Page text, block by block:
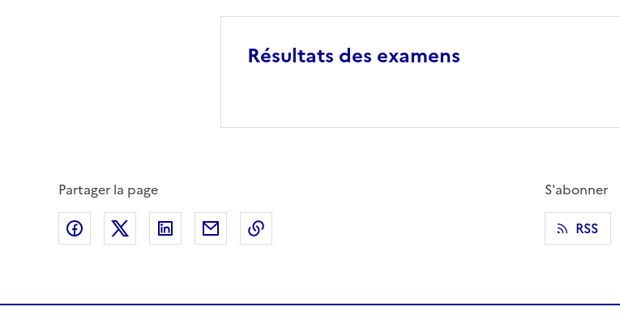
Résultats des examens
Partager la page
Partager sur Facebook
Partager sur X (anciennement Twitter)
Partager sur LinkedIn
Partager par email
S'abonner
RSS